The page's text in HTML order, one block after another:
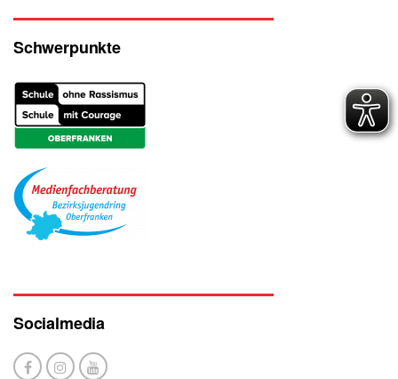
Schwerpunkte
Socialmedia